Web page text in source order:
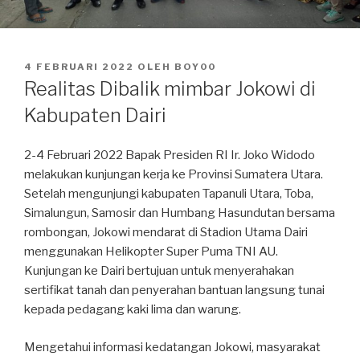
DIPOSKAN
PADA
4 FEBRUARI 2022 OLEH BOY00
Realitas Dibalik mimbar Jokowi di
Kabupaten Dairi
2-4 Februari 2022 Bapak Presiden RI Ir. Joko Widodo
melakukan kunjungan kerja ke Provinsi Sumatera Utara.
Setelah mengunjungi kabupaten Tapanuli Utara, Toba,
Simalungun, Samosir dan Humbang Hasundutan bersama
rombongan, Jokowi mendarat di Stadion Utama Dairi
menggunakan Helikopter Super Puma TNI AU.
Kunjungan ke Dairi bertujuan untuk menyerahakan
sertifikat tanah dan penyerahan bantuan langsung tunai
kepada pedagang kaki lima dan warung.
Mengetahui informasi kedatangan Jokowi, masyarakat